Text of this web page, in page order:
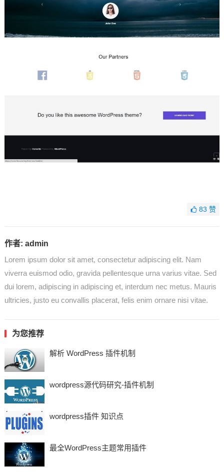
83赞
作者: admin
Lorem ipsum dolor sit amet, consectetur adipiscing elit. Nam
viverra euismod odio, gravida pellentesque urna varius vitae. Sed
dui lorem, adipiscing in adipiscing et, interdum nec metus. Mauris
ultricies, justo eu convallis placerat, felis enim ornare nisi vitae.
为您推荐
解析 WordPress 插件机制
wordpress源代码研究-插件机制
wordpress插件 知识点
最全WordPress主题常用插件